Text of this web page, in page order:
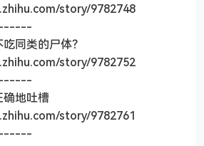
story/9782748
同类的尸体？
story/9782752
确地吐槽
story/9782761